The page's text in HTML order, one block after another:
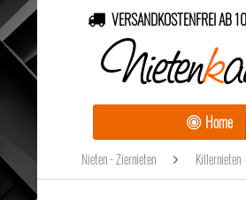
VERSANDKOSTENFREI AB
Nietenk
Home
Nieten - Ziernieten Killernieten